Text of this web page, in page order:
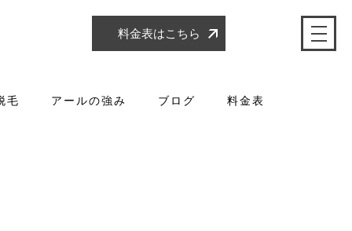
料金表はこちら
毛 アールの強み ブログ 料金表